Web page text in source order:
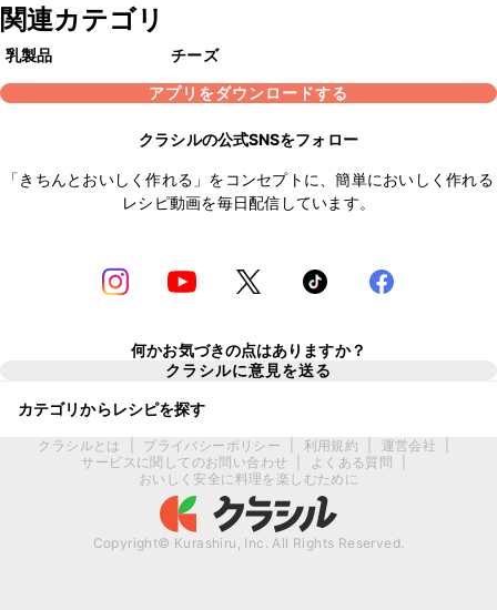
関連カテゴリ
乳製品
チーズ
アプリをダウンロードする
クラシルの公式SNSをフォロー
「きちんとおいしく作れる」をコンセプトに、簡単においしく作れる
レシピ動画を毎日配信しています。
何かお気づきの点はありますか？
クラシルに意見を送る
カテゴリからレシピを探す
クラシルとは プライバシーポリシー 利用規約 運営会社
サービスに関してのお問い合わせ
よくある質問
おいしく安全に料理を楽しむために
Copyright© Kurashiru, Inc. All Rights Reserved.